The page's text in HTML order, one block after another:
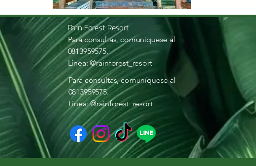
Rain Forest Resort
Para consultas, comuníquese al
0813959575.
Línea: @rainforest_resort
Para consultas, comuníquese al
0813959575.
Línea: @rainforest_resort